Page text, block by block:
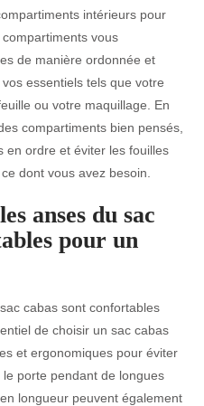
intérieurs pour
vous
de manière ordonnée et
essentiels tels que votre
ou votre maquillage. En
compartiments bien pensés,
en ordre et éviter les fouilles
dont vous avez besoin.
anses du sac
pour un
cabas sont confortables
de choisir un sac cabas
et ergonomiques pour éviter
porte pendant de longues
longueur peuvent également